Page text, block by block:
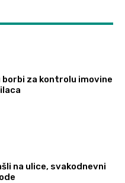
borbi za kontrolu imovine
na ulice, svakodnevni